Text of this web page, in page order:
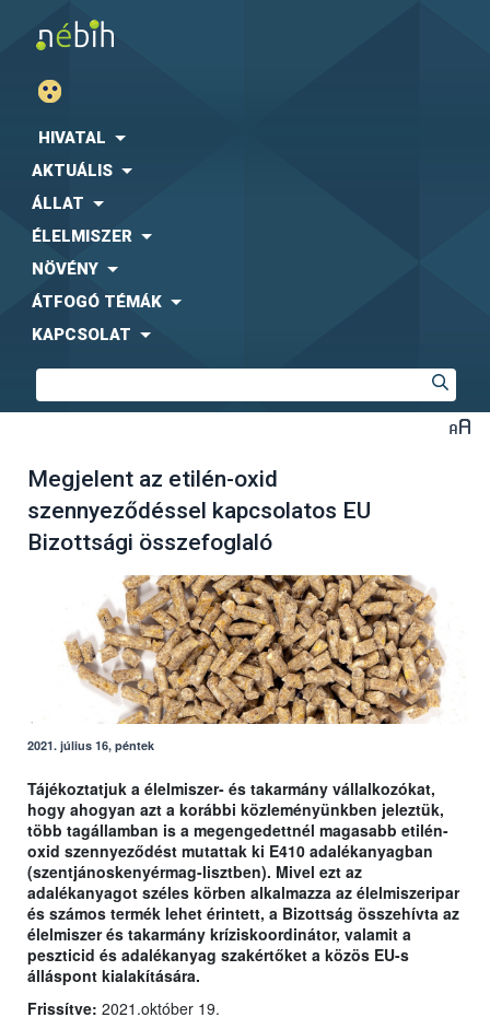
HIVATAL
AKTUÁLIS
ÁLLAT
ÉLELMISZER
NÖVÉNY
ÁTFOGÓ TÉMÁK
KAPCSOLAT
Megjelent az etilén-oxid
szennyeződéssel kapcsolatos EU
Bizottsági összefoglaló
2021. július 16, péntek
Tájékoztatjuk a élelmiszer- és takarmány vállalkozókat,
hogy ahogyan azt a korábbi közleményünkben jeleztük,
több tagállamban is a megengedettnél magasabb etilén-
oxid szennyeződést mutattak ki E410 adalékanyagban
(szentjánoskenyérmag-lisztben). Mivel ezt az
adalékanyagot széles körben alkalmazza az élelmiszeripar
és számos termék lehet érintett, a Bizottság összehívta az
élelmiszer és takarmány kríziskoordinátor, valamit a
peszticid és adalékanyag szakértőket a közös EU-s
álláspont kialakítására.
Frissítve: 2021.október 19.